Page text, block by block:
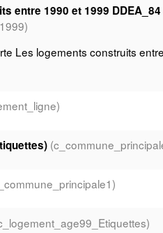
entre 1990 et 1999 DDEA_84
Les logements construits